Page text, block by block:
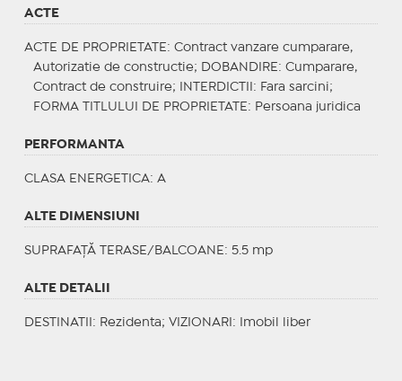
ACTE
ACTE DE PROPRIETATE : Contract vanzare cumparare,
Autorizatie de constructie;
DOBANDIRE : Cumparare,
Contract de construire;
INTERDICTII : Fara sarcini;
FORMA TITLULUI DE PROPRIETATE : Persoana juridica
PERFORMANTA
CLASA ENERGETICA: A
ALTE DIMENSIUNI
SUPRAFAȚĂ TERASE/BALCOANE: 5.5 mp
ALTE DETALII
DESTINATII : Rezidenta; VIZIONARI : Imobil liber